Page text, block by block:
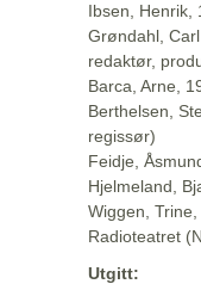
Ibsen, Henrik,
Grøndahl,
redaktør,
Barca, Arne,
Berthelsen,
regissør)
Feidje,
Hjelmeland,
Wiggen,
Radioteatret
Utgitt: